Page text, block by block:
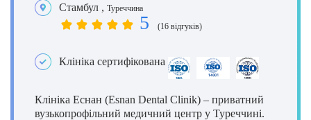
Стамбул , Туреччина
5 (16 відгуків)
Клініка сертифікована
Клініка Еснан (Esnan Dental Clinik) – приватний
вузькопрофільний медичний центр у Туреччині.